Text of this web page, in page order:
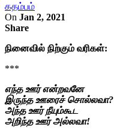
கதம்பம்
On Jan 2, 2021
Share
நினைவில் நிற்கும் வரிகள்:
***
எந்த ஊர் என்றவனே
இருந்த ஊரைச் சொல்லவா?
அந்த ஊர் நீயும்கூட
அறிந்த ஊர் அல்லவா!